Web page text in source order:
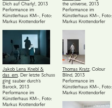
Dich auf Charly!, 2013
Performance im
Künstlerhaus KM–, Foto:
Markus Krottendorfer
the universe, 2013
Performance im
Künstlerhaus KM–, Foto:
Markus Krottendorfer
Jakob Lena Knebl &
das_em, Der letzte Schuss
ging sauber durch's
Barock, 2013
Performance im
Künstlerhaus KM–, Foto:
Markus Krottendorfer
Thomas Kratz, Colour
Blind, 2013
Performance im
Künstlerhaus KM–, Foto:
Markus Krottendorfer